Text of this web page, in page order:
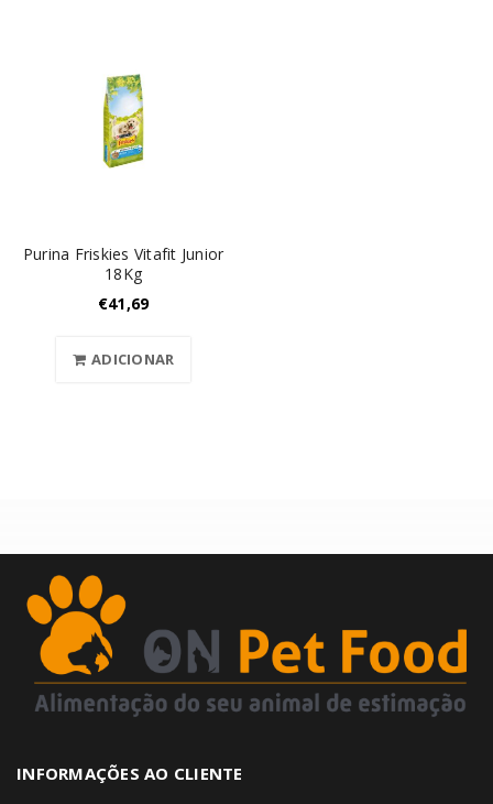
Purina Friskies Vitafit Junior
18Kg
€41,69
ADICIONAR
INFORMAÇÕES AO CLIENTE